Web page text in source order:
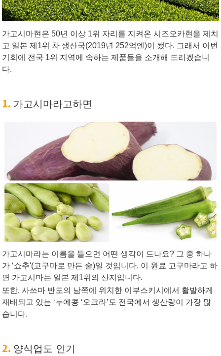
가고시마현은 50년 이상 1위 자리를 지켜온 시즈오카현을 제치
고 일본 제1위 차 생산국(2019년 252억엔)이 됐다. 그래서 이번
기회에 전국 1위 지역에 속하는 제품들을 소개해 드리겠습니
다.
1. 가고시마라고하면
가고시마라는 이름을 들으면 어떤 생각이 드나요? 그 중 하나
가 ‘쇼추'(고구마로 만든 술)일 것입니다. 이 원료 고구마라고 하
면 가고시마는 일본 제1위의 산지입니다.
또한, 사쓰마 반도의 남쪽에 위치한 이부스키시에서 활발하게
재배되고 있는 ‘누에콩 ‘오크라’도 전국에서 생산량이 가장 많
습니다.
2. 양식업도 인기